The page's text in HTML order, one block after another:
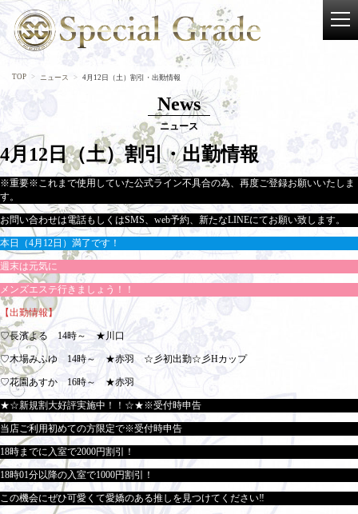
TOP ニュース 4月12日（土）割引・出勤情報
News
ニュース
4月12日（土）割引・出勤情報
※重要※これまで使用していた公式ライン不具合の為、再度ご登録お願いいたしま
す。
お問い合わせは電話もしくはSMS、web予約、新たなLINEにてお願い致します。
本日（4月12日）満了です！
週末は元気に
メンズエステ行きましょう！！
【出勤情報】
♡長濱よる 14時～ ★川口
♡木場みふゆ 14時～ ★赤羽 ☆彡初出勤☆彡Hカップ
♡花園あすか 16時～ ★赤羽
★☆新規割大好評実施中！！☆★※受付時申告
当店ご利用初めての方限定で※受付時申告
18時までに入室で2000円割引！
18時01分以降の入室で1000円割引！
この機会にぜひ可愛くて愛嬌のある推しを見つけてください‼